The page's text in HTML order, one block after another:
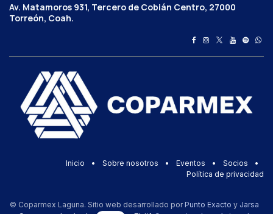
Av. Matamoros 931, Tercero de Cobián Centro, 27000
Torreón, Coah.
Inicio • Sobre nosotros • Eventos • Socios
•
Política de privacidad
© Coparmex Laguna. Sitio web desarrollado por Punto Exacto y Jarsa